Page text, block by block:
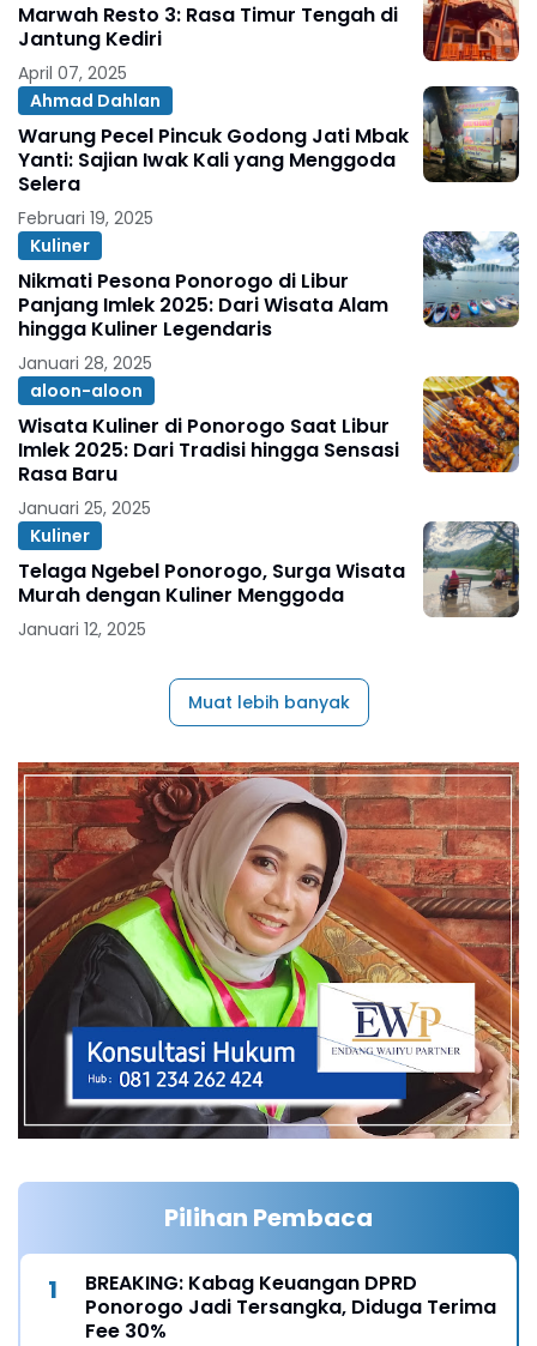
Marwah Resto 3: Rasa Timur Tengah di
Jantung Kediri
April 07, 2025
Ahmad Dahlan
Warung Pecel Pincuk Godong Jati Mbak
Yanti: Sajian Iwak Kali yang Menggoda
Selera
Februari 19, 2025
Kuliner
Nikmati Pesona Ponorogo di Libur
Panjang Imlek 2025: Dari Wisata Alam
hingga Kuliner Legendaris
Januari 28, 2025
aloon-aloon
Wisata Kuliner di Ponorogo Saat Libur
Imlek 2025: Dari Tradisi hingga Sensasi
Rasa Baru
Januari 25, 2025
Kuliner
Telaga Ngebel Ponorogo, Surga Wisata
Murah dengan Kuliner Menggoda
Januari 12, 2025
Muat lebih banyak
Pilihan Pembaca
BREAKING: Kabag Keuangan DPRD
Ponorogo Jadi Tersangka, Diduga Terima
Fee 30%